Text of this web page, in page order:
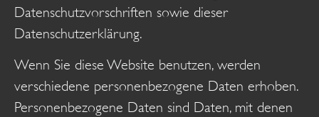
Datenschutzvorschriften sowie dieser
Datenschutzerklärung.
Wenn Sie diese Website benutzen, werden
verschiedene personenbezogene Daten erhoben.
Personenbezogene Daten sind Daten, mit denen